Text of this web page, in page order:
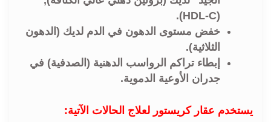
(HDL-C).
خفض مستوى الدهون في الدم لديك (الدهون
الثلاثية).
إبطاء تراكم الرواسب الدهنية (الصدفية) في
جدران الأوعية الدموية.
يستخدم عقار كريستور لعلاج الحالات الآتية: